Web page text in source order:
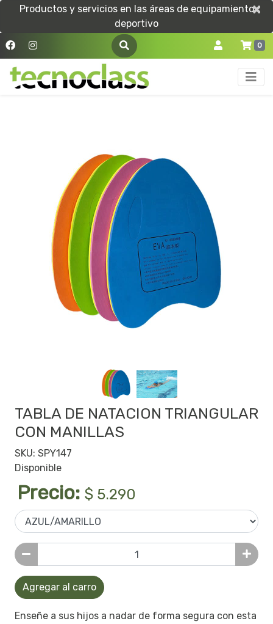
Productos y servicios en las áreas de equipamiento
deportivo
×
×
0
TABLA DE NATACION TRIANGULAR
CON MANILLAS
SKU: SPY147
Disponible
Precio: $ 5.290
Agregar al carro
Enseñe a sus hijos a nadar de forma segura con esta